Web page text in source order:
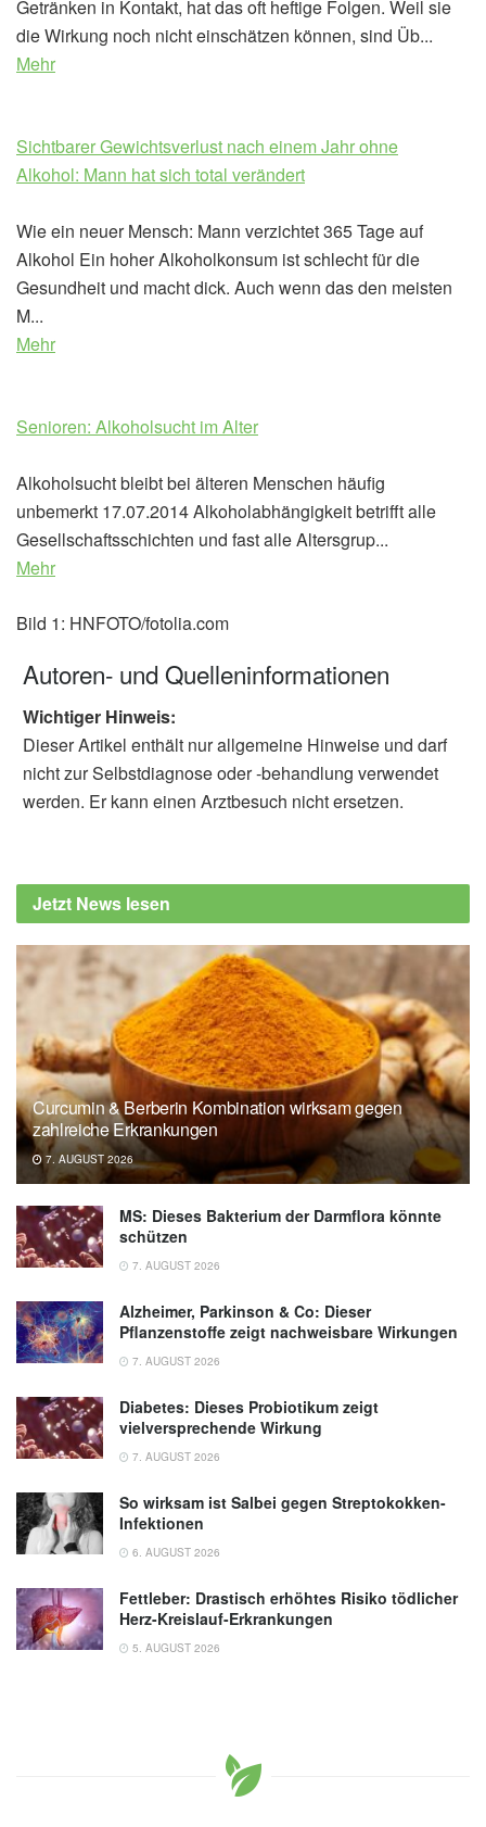
Getränken in Kontakt, hat das oft heftige Folgen. Weil sie
die Wirkung noch nicht einschätzen können, sind Üb...
Mehr
Sichtbarer Gewichtsverlust nach einem Jahr ohne
Alkohol: Mann hat sich total verändert
Wie ein neuer Mensch: Mann verzichtet 365 Tage auf
Alkohol Ein hoher Alkoholkonsum ist schlecht für die
Gesundheit und macht dick. Auch wenn das den meisten
M...
Mehr
Senioren: Alkoholsucht im Alter
Alkoholsucht bleibt bei älteren Menschen häufig
unbemerkt 17.07.2014 Alkoholabhängigkeit betrifft alle
Gesellschaftsschichten und fast alle Altersgrup...
Mehr
Bild 1: HNFOTO/fotolia.com
Autoren- und Quelleninformationen
Wichtiger Hinweis:
Dieser Artikel enthält nur allgemeine Hinweise und darf
nicht zur Selbstdiagnose oder -behandlung verwendet
werden. Er kann einen Arztbesuch nicht ersetzen.
Jetzt News lesen
Curcumin & Berberin Kombination wirksam gegen
zahlreiche Erkrankungen
7. AUGUST 2026
MS: Dieses Bakterium der Darmflora könnte
schützen
7. AUGUST 2026
Alzheimer, Parkinson & Co: Dieser
Pflanzenstoffe zeigt nachweisbare Wirkungen
7. AUGUST 2026
Diabetes: Dieses Probiotikum zeigt
vielversprechende Wirkung
7. AUGUST 2026
So wirksam ist Salbei gegen Streptokokken-
Infektionen
6. AUGUST 2026
Fettleber: Drastisch erhöhtes Risiko tödlicher
Herz-Kreislauf-Erkrankungen
5. AUGUST 2026